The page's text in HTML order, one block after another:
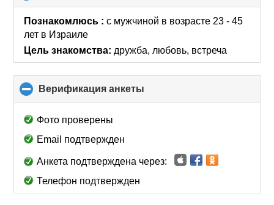
to
collapse
contents
Познакомлюсь :с мужчиной в возрасте 23 - 45
лет в Израиле
Цель знакомства: дружба, любовь, встреча
Верификация анкеты
to
Фото проверены
Email подтвержден
Анкета подтверждена через:
Телефон подтвержден